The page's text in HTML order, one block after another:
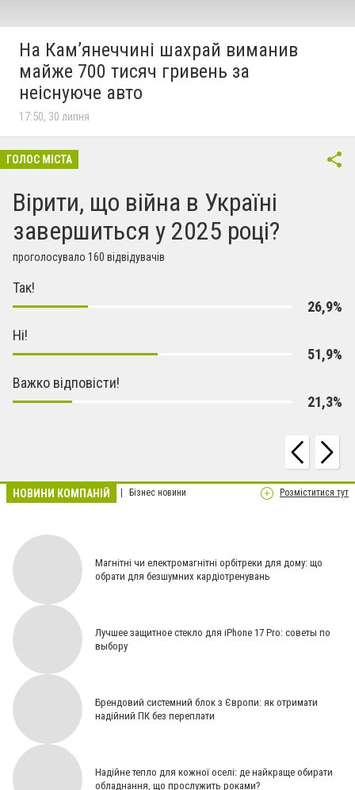
На Кам’янеччині шахрай виманив
майже 700 тисяч гривень за
неіснуюче авто
17:50, 30 липня
ГОЛОС МІСТА
Вірити, що війна в Україні
завершиться у 2025 році?
проголосувало 160 відвідувачів
Так!
26,9%
Ні!
51,9%
Важко відповісти!
21,3%
НОВИНИ КОМПАНІЙ Бізнес новини Розміститися тут
Магнітні чи електромагнітні орбітреки для дому: що
обрати для безшумних кардіотренувань
Лучшее защитное стекло для iPhone 17 Pro: советы по
выбору
Брендовий системний блок з Європи: як отримати
надійний ПК без переплати
Надійне тепло для кожної оселі: де найкраще обирати
обладнання, що прослужить роками?
Эргономика и комфорт: почему медицинская мебель важна для врачей и пациентов?
[Спонсорський матеріал]
водопідготовки у створенні незалежного аграрного майбутнього [На правах реклами]
Отбеливание без боли: правда или миф? [СЮЖЕТ]Ноутбуки HP из Европы в Украине: что учесть [На